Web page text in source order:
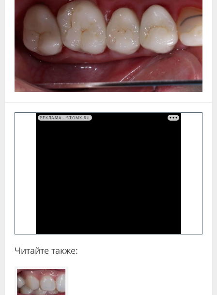
РЕКЛАМА • STOMX.RU
Читайте также: